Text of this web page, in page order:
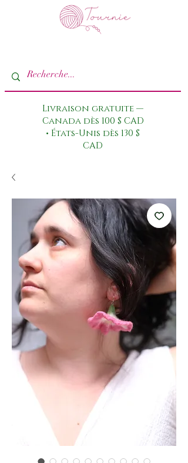
Livraison gratuite —
Canada dès 100 $ CAD
• États-Unis dès 130 $
CAD